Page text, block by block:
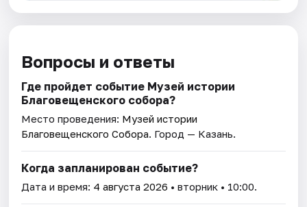
Вопросы и ответы
Где пройдет событие Музей истории
Благовещенского собора?
Место проведения: Музей истории
Благовещенского Собора. Город — Казань.
Когда запланирован событие?
Дата и время: 4 августа 2026 • вторник • 10:00.